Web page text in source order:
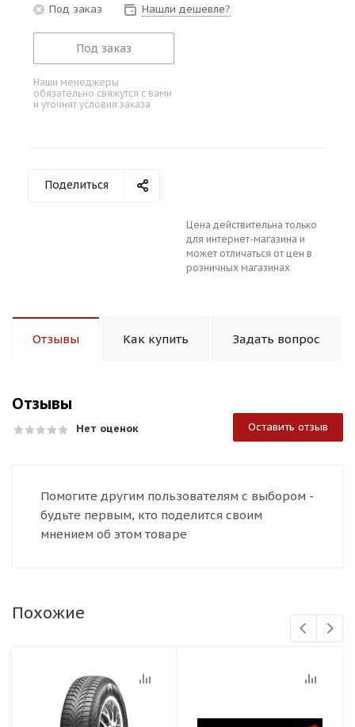
Под заказ Нашли дешевле?
Под заказ
Наши менеджеры
обязательно свяжутся с вами
и уточнят условия заказа
Поделиться
Цена действительна только
для интернет-магазина и
может отличаться от цен в
розничных магазинах
Отзывы Как купить Задать вопрос
Отзывы
Нет оценок Оставить отзыв
Помогите другим пользователям с выбором -
будьте первым, кто поделится своим
мнением об этом товаре
Похожие